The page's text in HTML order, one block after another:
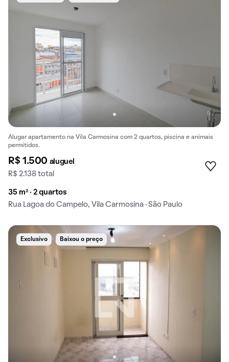
Alugar apartamento na Vila Carmosina com 2 quartos, piscina e animais
permitidos.
R$ 1.500 aluguel
R$ 2.138 total
35 m² · 2 quartos
Rua Lagoa do Campelo, Vila Carmosina · São Paulo
Exclusivo Baixou o preço